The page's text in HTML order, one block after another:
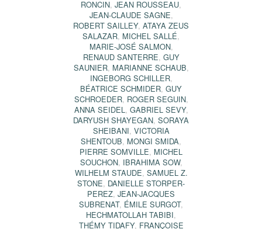
RONCIN, JEAN ROUSSEAU,
JEAN-CLAUDE SAGNE,
ROBERT SAILLEY, ATAYA ZEUS
SALAZAR, MICHEL SALLÉ,
MARIE-JOSÉ SALMON,
RENAUD SANTERRE, GUY
SAUNIER, MARIANNE SCHAUB,
INGEBORG SCHILLER,
BÉATRICE SCHMIDER, GUY
SCHROEDER, ROGER SEGUIN,
ANNA SEIDEL, GABRIEL SEVY,
DARYUSH SHAYEGAN, SORAYA
SHEIBANI, VICTORIA
SHENTOUB, MONGI SMIDA,
PIERRE SOMVILLE, MICHEL
SOUCHON, IBRAHIMA SOW,
WILHELM STAUDE, SAMUEL Z.
STONE, DANIELLE STORPER-
PEREZ, JEAN-JACQUES
SUBRENAT, ÉMILE SURGOT,
HECHMATOLLAH TABIBI,
THÉMY TIDAFY, FRANÇOISE